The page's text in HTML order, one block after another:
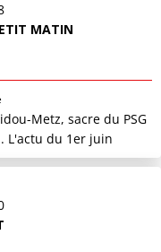
MATIN
Metz, sacre du PSG
L'actu du 1er juin